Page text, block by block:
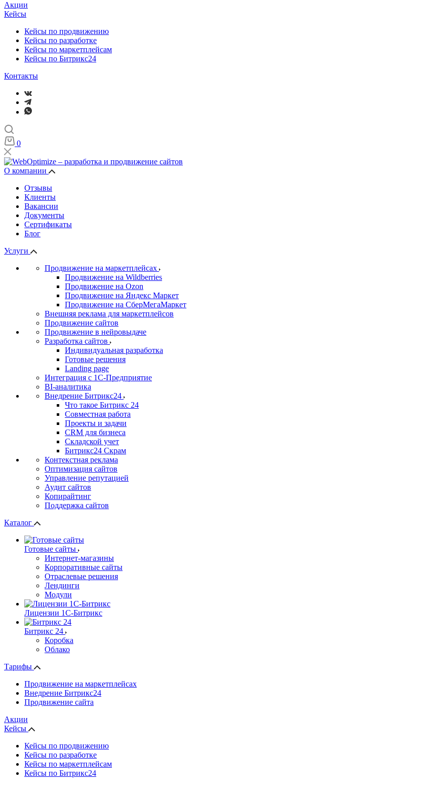
Акции
Кейсы
Кейсы по продвижению
Кейсы по разработке
Кейсы по маркетплейсам
Кейсы по Битрикс24
Контакты
0
О компании
Отзывы
Клиенты
Вакансии
Документы
Сертификаты
Блог
Услуги
Продвижение на маркетплейсах
Продвижение на Wildberries
Продвижение на Ozon
Продвижение на Яндекс Маркет
Продвижение на СберМегаМаркет
Внешняя реклама для маркетплейсов
Продвижение сайтов
Продвижение в нейровыдаче
Разработка сайтов
Индивидуальная разработка
Готовые решения
Landing page
Интеграция с 1С-Предприятие
BI-аналитика
Внедрение Битрикс24
Что такое Битрикс 24
Совместная работа
Проекты и задачи
СRМ для бизнеса
Складской учет
Битрикс24 Скрам
Контекстная реклама
Оптимизация сайтов
Управление репутацией
Аудит сайтов
Копирайтинг
Поддержка сайтов
Каталог
Готовые сайты
Интернет-магазины
Корпоративные сайты
Отраслевые решения
Лендинги
Модули
Лицензии 1С-Битрикс
Битрикс 24
Коробка
Облако
Тарифы
Продвижение на маркетплейсах
Внедрение Битрикс24
Продвижение сайта
Акции
Кейсы
Кейсы по продвижению
Кейсы по разработке
Кейсы по маркетплейсам
Кейсы по Битрикс24